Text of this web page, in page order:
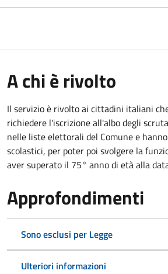
A chi è rivolto
Il servizio è rivolto ai cittadini italiani
richiedere l'iscrizione all'albo degli
nelle liste elettorali del Comune e
scolastici, per poter poi svolgere la
aver superato il 75° anno di età alla
Approfondimenti
Sono esclusi per Legge
Ulteriori informazioni